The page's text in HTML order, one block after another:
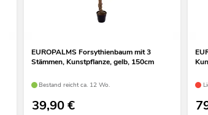
EUROPALMS Forsythienbaum mit 3
Stämmen, Kunstpflanze, gelb, 150cm
Bestand reicht ca. 12 Wo.
39,90€